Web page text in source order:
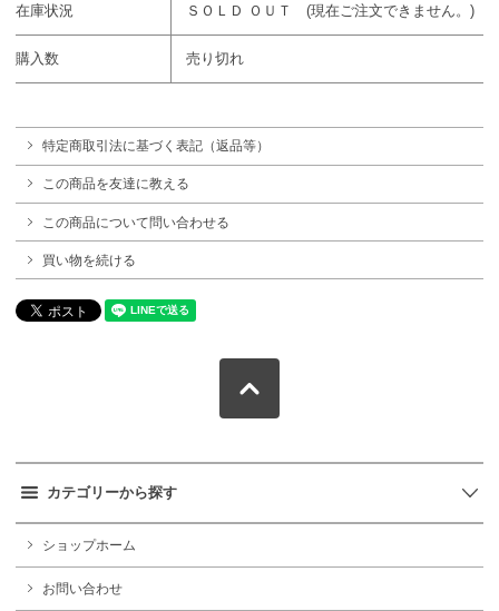
在庫状況 ＳＯＬＤ ＯＵＴ (現在ご注文できません。)
購入数 売り切れ
特定商取引法に基づく表記（返品等）
この商品を友達に教える
この商品について問い合わせる
買い物を続ける
カテゴリーから探す
ショップホーム
お問い合わせ